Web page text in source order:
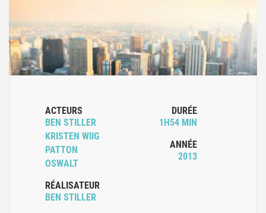
ACTEURS
BEN STILLER
KRISTEN WIIG
PATTON
OSWALT
RÉALISATEUR
BEN STILLER
DURÉE
1H54 MIN
ANNÉE
2013